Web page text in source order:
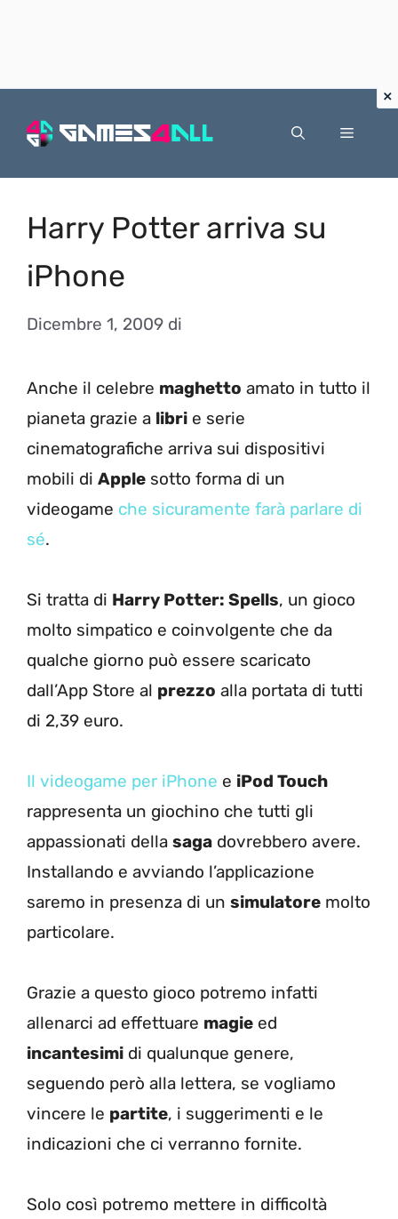
Menu
Harry Potter arriva su
iPhone
Dicembre 1, 2009 di
Anche il celebre maghetto amato in tutto il
pianeta grazie a libri e serie
cinematografiche arriva sui dispositivi
mobili di Apple sotto forma di un
videogame che sicuramente farà parlare di
sé.
Si tratta di Harry Potter: Spells, un gioco
molto simpatico e coinvolgente che da
qualche giorno può essere scaricato
dall’App Store al prezzo alla portata di tutti
di 2,39 euro.
Il videogame per iPhone e iPod Touch
rappresenta un giochino che tutti gli
appassionati della saga dovrebbero avere.
Installando e avviando l’applicazione
saremo in presenza di un simulatore molto
particolare.
Grazie a questo gioco potremo infatti
allenarci ad effettuare magie ed
incantesimi di qualunque genere,
seguendo però alla lettera, se vogliamo
vincere le partite, i suggerimenti e le
indicazioni che ci verranno fornite.
Solo così potremo mettere in difficoltà